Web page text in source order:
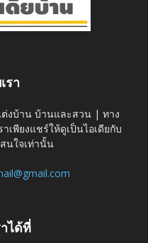
รา
ต่งบ้าน บ้านและสวน | ทาง
เพียงแชร์ให้ดูเป็นไอเดียกับ
นใจเท่านั้น
ได้ที่